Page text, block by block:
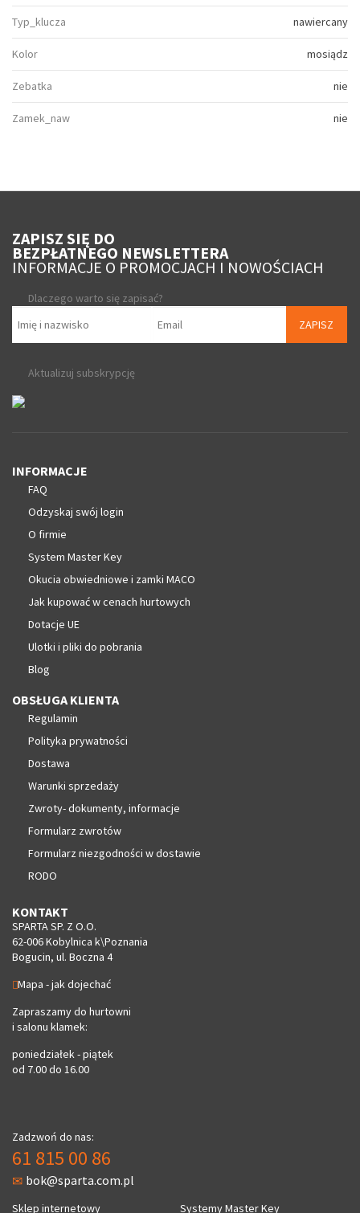
Typ_klucza nawiercany
Kolor mosiądz
Zebatka nie
Zamek_naw nie
ZAPISZ SIĘ DO
BEZPŁATNEGO NEWSLETTERA
INFORMACJE O PROMOCJACH I NOWOŚCIACH
Dlaczego warto się zapisać?
ZAPISZ
Aktualizuj subskrypcję
INFORMACJE
FAQ
Odzyskaj swój login
O firmie
System Master Key
Okucia obwiedniowe i zamki MACO
Jak kupować w cenach hurtowych
Dotacje UE
Ulotki i pliki do pobrania
Blog
OBSŁUGA KLIENTA
Regulamin
Polityka prywatności
Dostawa
Warunki sprzedaży
Zwroty- dokumenty, informacje
Formularz zwrotów
Formularz niezgodności w dostawie
RODO
KONTAKT
SPARTA SP. Z O.O.
62-006 Kobylnica k\Poznania
Bogucin, ul. Boczna 4
Mapa - jak dojechać
Zapraszamy do hurtowni
i salonu klamek:
poniedziałek - piątek
od 7.00 do 16.00
Zadzwoń do nas:
61 815 00 86
bok@sparta.com.pl
Sklep internetowy Systemy Master Key